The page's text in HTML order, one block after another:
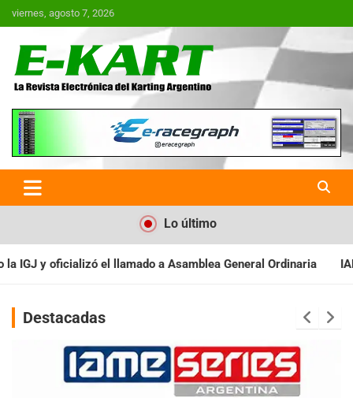
Saltar
al
viernes, agosto 7, 2026
E-Kart.com.ar | La Revista
Electrónica del Karting en
Argentina
Lo último
General Ordinaria IAME SERIES ARGENTINA:
Destacadas